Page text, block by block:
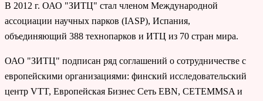
В 2012 г. ОАО "ЗИТЦ" стал членом Международной
ассоциации научных парков (IASP), Испания,
объединяющий 388 технопарков и ИТЦ из 70 стран мира.
ОАО "ЗИТЦ" подписан ряд соглашений о сотрудничестве с
европейскими организациями: финский исследовательский
центр VTT, Европейская Бизнес Сеть EBN, CETEMMSA и